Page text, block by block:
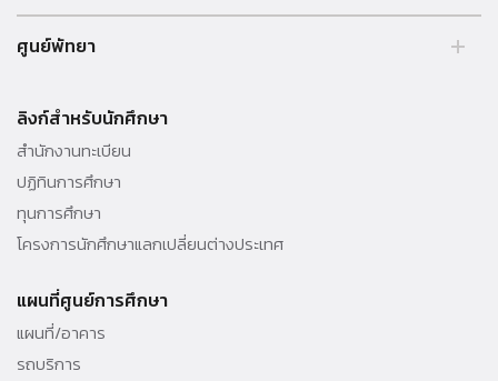
99 หมู่ 18 ถ.พหลโยธิน คลองหลวง รังสิต ปทุมธานี 12121 ประเทศไทย.
Tel. 02 564 3001 -9
ศูนย์พัทยา
010 - 69 ต่อ 3000
ลิงก์สำหรับนักศึกษา
สำนักงานทะเบียน
ปฏิทินการศึกษา
ทุนการศึกษา
โครงการนักศึกษาแลกเปลี่ยนต่างประเทศ
แผนที่ศูนย์การศึกษา
แผนที่/อาคาร
รถบริการ